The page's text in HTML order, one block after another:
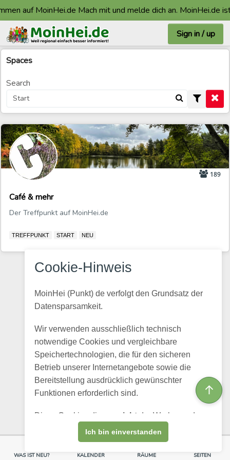
Cookie-Hinweis
MoinHei (Punkt) de verfolgt den Grundsatz der
Datensparsamkeit.
Wir verwenden ausschließlich technisch
notwendige Cookies und vergleichbare
Speichertechnologien, die für den sicheren
Betrieb unserer Internetangebote sowie die
Bereitstellung ausdrücklich gewünschter
Funktionen erforderlich sind.
Diese Cookies dienen nicht der Werbung, dem
Profiling oder dem Verkauf personenbezogener
Ich bin einverstanden
auf MoinHei.de Mach mit und melde dich an. MoinHei.de
WAS IST NEU? KALENDER RÄUME SEITEN
Sign in / up
Spaces
Search
189
Café & mehr
Der Treffpunkt auf MoinHei.de
TREFFPUNKT START NEU
↑